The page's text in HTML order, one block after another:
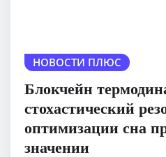
НОВОСТИ ПЛЮС
Блокчейн
стохастический
оптимизации сна
значении